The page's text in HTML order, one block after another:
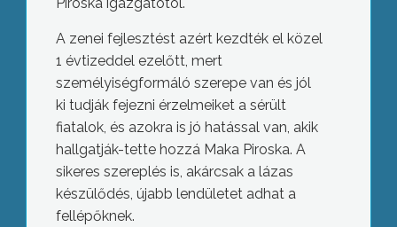
A zenei fejlesztést azért kezdték el közel
1 évtizeddel ezelőtt, mert
személyiségformáló szerepe van és jól
ki tudják fejezni érzelmeiket a sérült
fiatalok, és azokra is jó hatással van, akik
hallgatják-tette hozzá Maka Piroska. A
sikeres szereplés is, akárcsak a lázas
készülődés, újabb lendületet adhat a
fellépőknek.